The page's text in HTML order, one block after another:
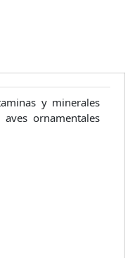
y minerales
ornamentales